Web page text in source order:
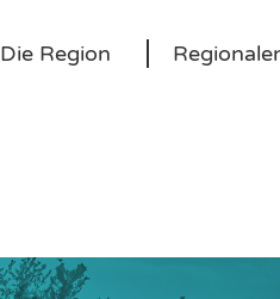
Die Region